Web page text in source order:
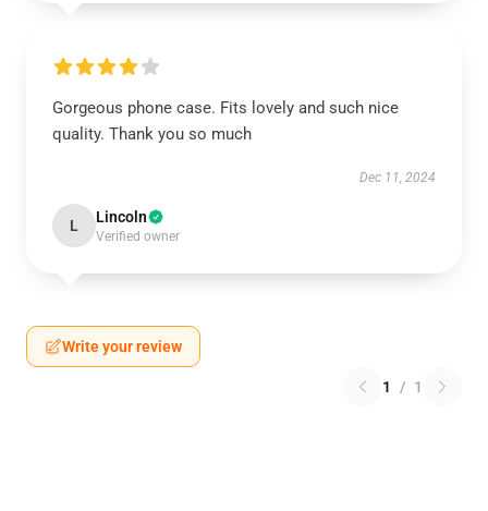
Gorgeous phone case. Fits lovely and such nice
quality. Thank you so much
Dec 11, 2024
L Lincoln
Verified owner
Write your review
1 / 1